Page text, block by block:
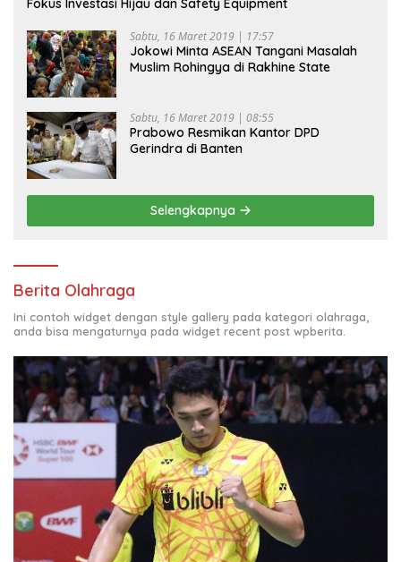
Fokus Investasi Hijau dan Safety Equipment
Sabtu, 16 Maret 2019 | 17:57
Jokowi Minta ASEAN Tangani Masalah
Muslim Rohingya di Rakhine State
Sabtu, 16 Maret 2019 | 08:55
Prabowo Resmikan Kantor DPD
Gerindra di Banten
Selengkapnya
Berita Olahraga
Ini contoh widget dengan style gallery pada kategori olahraga,
anda bisa mengaturnya pada widget recent post wpberita.